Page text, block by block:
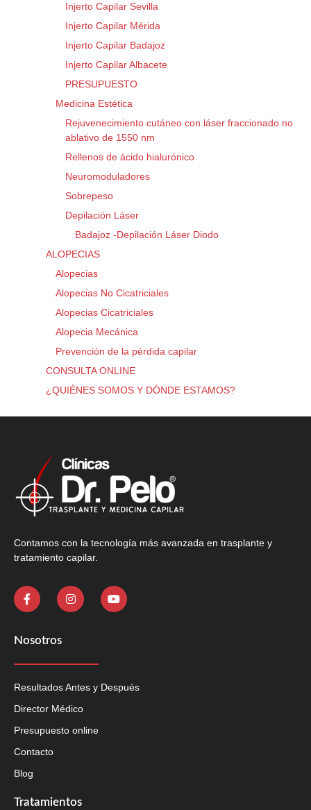
Injerto Capilar Sevilla
Injerto Capilar Mérida
Injerto Capilar Badajoz
Injerto Capilar Albacete
PRESUPUESTO
Medicina Estética
Rejuvenecimiento cutáneo con láser fraccionado no
ablativo de 1550 nm
Rellenos de ácido hialurónico
Neuromoduladores
Sobrepeso
Depilación Láser
Badajoz -Depilación Láser Diodo
ALOPECIAS
Alopecias
Alopecias No Cicatriciales
Alopecias Cicatriciales
Alopecia Mecánica
Prevención de la pérdida capilar
CONSULTA ONLINE
¿QUIÉNES SOMOS Y DÓNDE ESTAMOS?
Contamos con la tecnología más avanzada en trasplante y
tratamiento capilar.
Nosotros
Resultados Antes y Después
Director Médico
Presupuesto online
Contacto
Blog
Tratamientos